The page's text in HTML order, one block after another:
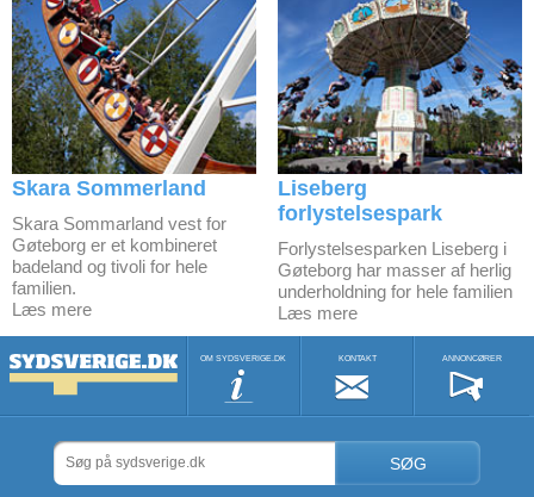
Skara Sommerland
Skara Sommarland vest for
Gøteborg er et kombineret
badeland og tivoli for hele
familien.
Læs mere
Liseberg
forlystelsespark
Forlystelsesparken Liseberg i
Gøteborg har masser af herlig
underholdning for hele familien
Læs mere
OM SYDSVERIGE.DK KONTAKT ANNONCØRER
SØG